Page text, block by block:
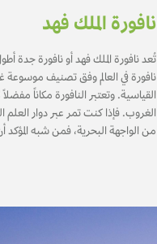
نافورة الملك فهد
تُعد نافورة الملك فهد أو نافورة جدة
نافورة في العالم وفق تصنيف موسوعة
القياسية. وتعتبر النافورة مكاناً
الغروب. فإذا كنت تمر عبر دوار
من الواجهة البحرية، فمن شبه المؤكد